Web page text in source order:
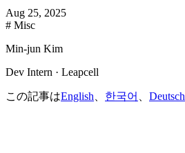
Aug 25, 2025
# Misc
Min-jun Kim
Dev Intern · Leapcell
この記事はEnglish 한국어 Deutsch